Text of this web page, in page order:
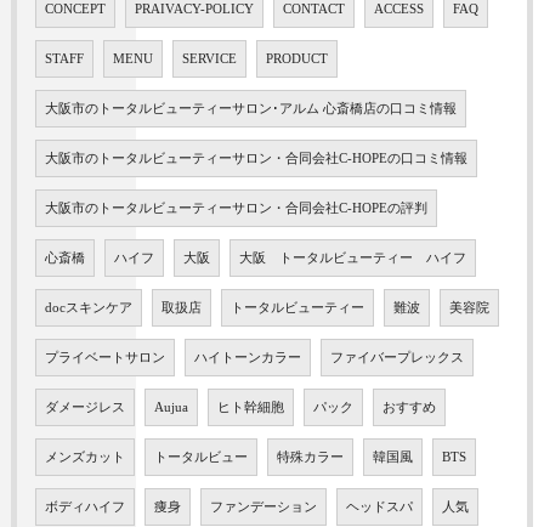
CONCEPT PRAIVACY-POLICY CONTACT ACCESS FAQ
STAFF MENU SERVICE PRODUCT
大阪市のトータルビューティーサロン･アルム 心斎橋店の口コミ情報
大阪市のトータルビューティーサロン・合同会社C-HOPEの口コミ情報
大阪市のトータルビューティーサロン・合同会社C-HOPEの評判
心斎橋 ハイフ 大阪 大阪 トータルビューティー ハイフ
docスキンケア 取扱店 トータルビューティー 難波 美容院
プライベートサロン ハイトーンカラー ファイバープレックス
ダメージレス Aujua ヒト幹細胞 パック おすすめ
メンズカット トータルビュー 特殊カラー 韓国風 BTS
ボディハイフ 痩身 ファンデーション ヘッドスパ 人気